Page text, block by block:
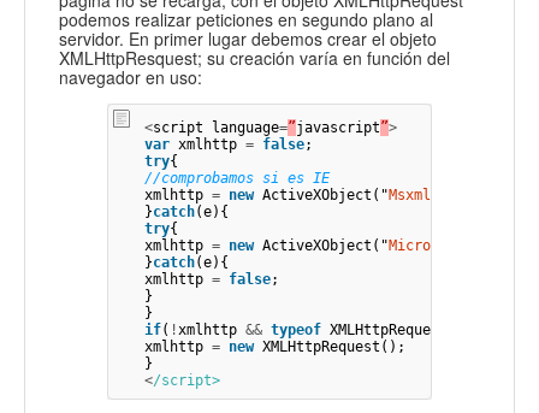
podemos realizar peticiones en segundo plano al
servidor. En primer lugar debemos crear el objeto
XMLHttpResquest; su creación varía en función del
navegador en uso:
<script language=”javascript”>
var xmlhttp = false;
try{
//comprobamos si es IE
xmlhttp = new ActiveXObject ( "Msxml2.XMLHTTP
}catch(e){
try{
xmlhttp = new ActiveXObject ( "Microsoft.XMLHTTP
}catch(e){
xmlhttp = false;
}
}
if( !xmlhttp && typeof XMLHttpRequest
xmlhttp = new XMLHttpRequest ();
}
</script>